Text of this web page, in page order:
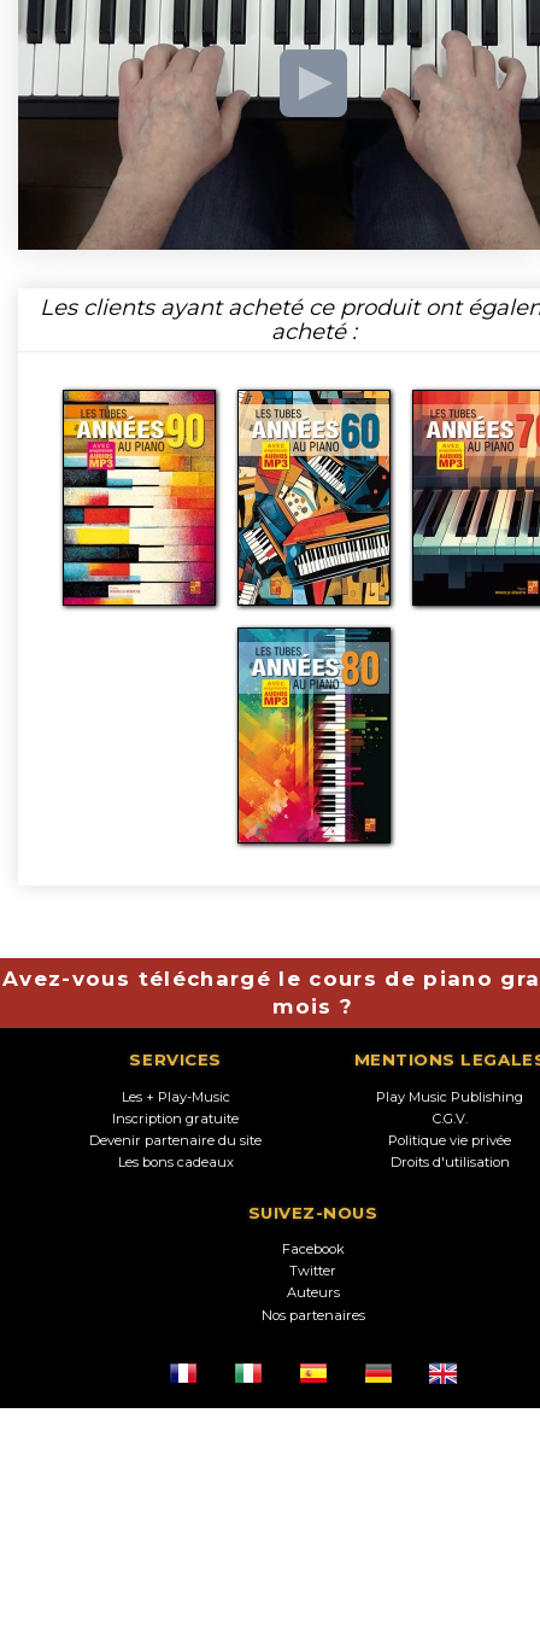
Les clients ayant acheté ce produit ont
acheté :
Avez-vous téléchargé le cours de piano
mois ?
SERVICES
Les + Play-Music
Inscription gratuite
Devenir partenaire du site
Les bons cadeaux
MENTIONS
Play Music Publishing
C.G.V.
Politique vie privée
Droits d'utilisation
SUIVEZ-NOUS
Facebook
Twitter
Auteurs
Nos partenaires